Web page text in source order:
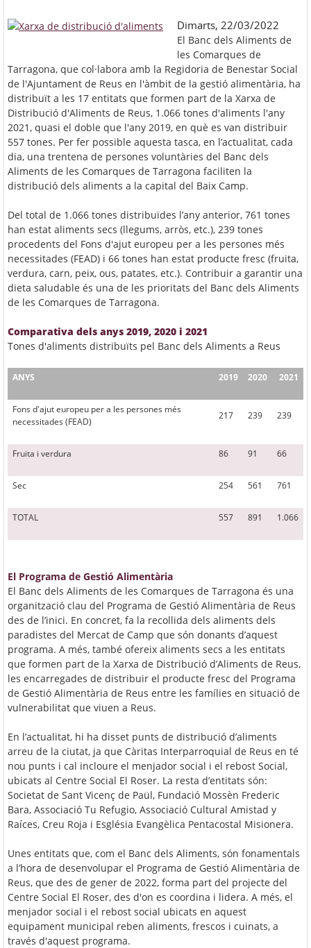
Dimarts, 22/03/2022
El Banc dels Aliments de
les Comarques de
Tarragona, que col·labora amb la Regidoria de Benestar Social
de l'Ajuntament de Reus en l'àmbit de la gestió alimentària, ha
distribuït a les 17 entitats que formen part de la Xarxa de
Distribució d'Aliments de Reus, 1.066 tones d'aliments l'any
2021, quasi el doble que l'any 2019, en què es van distribuir
557 tones. Per fer possible aquesta tasca, en l’actualitat, cada
dia, una trentena de persones voluntàries del Banc dels
Aliments de les Comarques de Tarragona faciliten la
distribució dels aliments a la capital del Baix Camp.
Del total de 1.066 tones distribuïdes l’any anterior, 761 tones
han estat aliments secs (llegums, arròs, etc.), 239 tones
procedents del Fons d'ajut europeu per a les persones més
necessitades (FEAD) i 66 tones han estat producte fresc (fruita,
verdura, carn, peix, ous, patates, etc.). Contribuir a garantir una
dieta saludable és una de les prioritats del Banc dels Aliments
de les Comarques de Tarragona.
Comparativa dels anys 2019, 2020 i 2021
Tones d'aliments distribuïts pel Banc dels Aliments a Reus
ANYS 2019 2020 2021
Fons d'ajut europeu per a les persones més
necessitades (FEAD)
217 239 239
Fruita i verdura 86 91 66
Sec 254 561 761
TOTAL 557 891 1.066
El Programa de Gestió Alimentària
El Banc dels Aliments de les Comarques de Tarragona és una
organització clau del Programa de Gestió Alimentària de Reus
des de l’inici. En concret, fa la recollida dels aliments dels
paradistes del Mercat de Camp que són donants d’aquest
programa. A més, també ofereix aliments secs a les entitats
que formen part de la Xarxa de Distribució d’Aliments de Reus,
les encarregades de distribuir el producte fresc del Programa
de Gestió Alimentària de Reus entre les famílies en situació de
vulnerabilitat que viuen a Reus.
En l’actualitat, hi ha disset punts de distribució d’aliments
arreu de la ciutat, ja que Càritas Interparroquial de Reus en té
nou punts i cal incloure el menjador social i el rebost Social,
ubicats al Centre Social El Roser. La resta d’entitats són:
Societat de Sant Vicenç de Paül, Fundació Mossèn Frederic
Bara, Associació Tu Refugio, Associació Cultural Amistad y
Raíces, Creu Roja i Església Evangèlica Pentacostal Misionera.
Unes entitats que, com el Banc dels Aliments, són fonamentals
a l’hora de desenvolupar el Programa de Gestió Alimentària de
Reus, que des de gener de 2022, forma part del projecte del
Centre Social El Roser, des d'on es coordina i lidera. A més, el
menjador social i el rebost social ubicats en aquest
equipament municipal reben aliments, frescos i cuinats, a
través d'aquest programa.